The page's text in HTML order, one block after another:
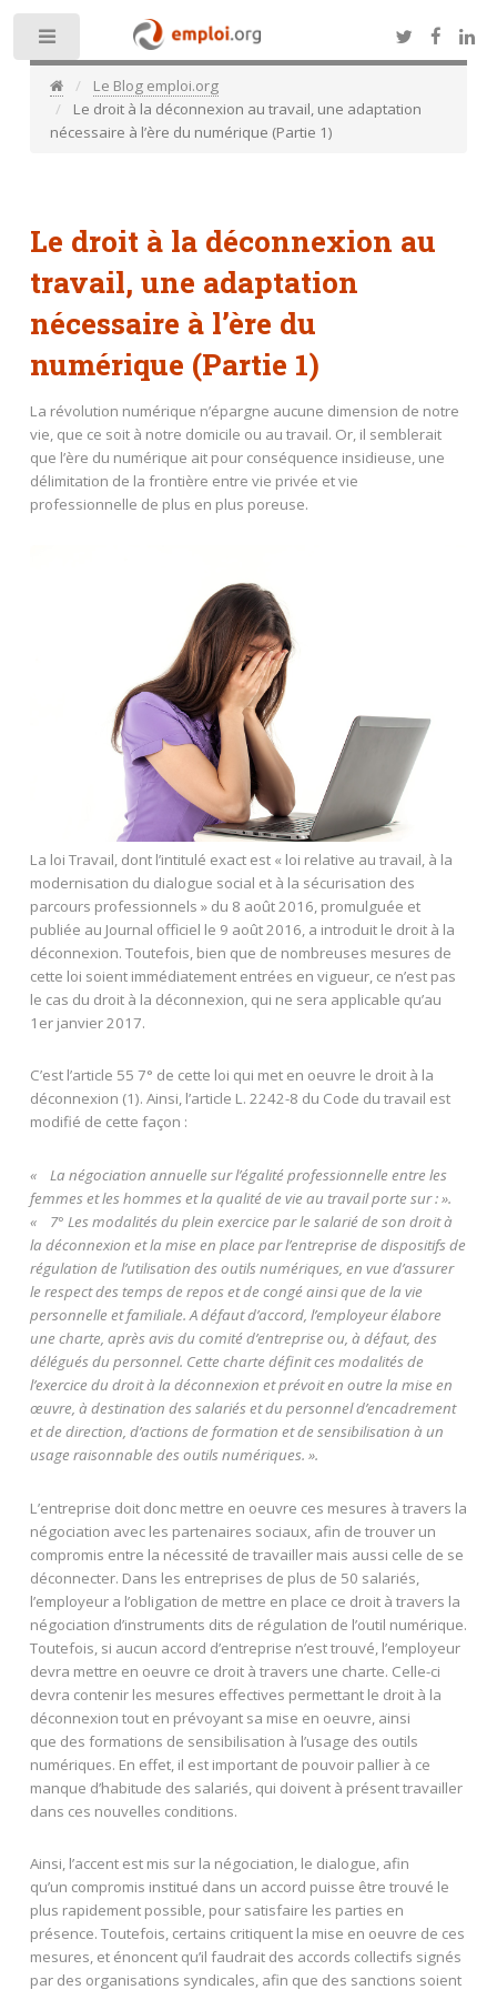
Le Blog emploi.org
Le droit à la déconnexion au travail, une adaptation
nécessaire à l’ère du numérique (Partie 1)
Le droit à la déconnexion au
travail, une adaptation
nécessaire à l’ère du
numérique (Partie 1)
La révolution numérique n’épargne aucune dimension de notre
vie, que ce soit à notre domicile ou au travail. Or, il semblerait
que l’ère du numérique ait pour conséquence insidieuse, une
délimitation de la frontière entre vie privée et vie
professionnelle de plus en plus poreuse.
La loi Travail, dont l’intitulé exact est « loi relative au travail, à la
modernisation du dialogue social et à la sécurisation des
parcours professionnels » du 8 août 2016, promulguée et
publiée au Journal officiel le 9 août 2016, a introduit le droit à la
déconnexion. Toutefois, bien que de nombreuses mesures de
cette loi soient immédiatement entrées en vigueur, ce n’est pas
le cas du droit à la déconnexion, qui ne sera applicable qu’au
1er janvier 2017.
C’est l’article 55 7° de cette loi qui met en oeuvre le droit à la
déconnexion (1). Ainsi, l’article L. 2242-8 du Code du travail est
modifié de cette façon :
« La négociation annuelle sur l’égalité professionnelle entre les
femmes et les hommes et la qualité de vie au travail porte sur : ».
« 7° Les modalités du plein exercice par le salarié de son droit à
la déconnexion et la mise en place par l’entreprise de dispositifs de
régulation de l’utilisation des outils numériques, en vue d’assurer
le respect des temps de repos et de congé ainsi que de la vie
personnelle et familiale. A défaut d’accord, l’employeur élabore
une charte, après avis du comité d’entreprise ou, à défaut, des
délégués du personnel. Cette charte définit ces modalités de
l’exercice du droit à la déconnexion et prévoit en outre la mise en
œuvre, à destination des salariés et du personnel d’encadrement
et de direction, d’actions de formation et de sensibilisation à un
usage raisonnable des outils numériques. ».
L’entreprise doit donc mettre en oeuvre ces mesures à travers la
négociation avec les partenaires sociaux, afin de trouver un
compromis entre la nécessité de travailler mais aussi celle de se
déconnecter. Dans les entreprises de plus de 50 salariés,
l’employeur a l’obligation de mettre en place ce droit à travers la
négociation d’instruments dits de régulation de l’outil numérique.
Toutefois, si aucun accord d’entreprise n’est trouvé, l’employeur
devra mettre en oeuvre ce droit à travers une charte. Celle-ci
devra contenir les mesures effectives permettant le droit à la
déconnexion tout en prévoyant sa mise en oeuvre, ainsi
que des formations de sensibilisation à l’usage des outils
numériques. En effet, il est important de pouvoir pallier à ce
manque d’habitude des salariés, qui doivent à présent travailler
dans ces nouvelles conditions.
Ainsi, l’accent est mis sur la négociation, le dialogue, afin
qu’un compromis institué dans un accord puisse être trouvé le
plus rapidement possible, pour satisfaire les parties en
présence. Toutefois, certains critiquent la mise en oeuvre de ces
mesures, et énoncent qu’il faudrait des accords collectifs signés
par des organisations syndicales, afin que des sanctions soient
Toggle